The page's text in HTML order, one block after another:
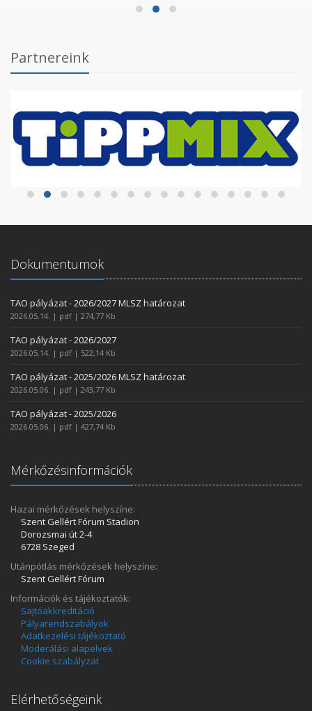
Partnereink
Dokumentumok
TAO pályázat - 2026/2027 MLSZ határozat
2026.05.14. | pdf | 274,77 Kb
TAO pályázat - 2026/2027
2026.05.14. | pdf | 522,14 Kb
TAO pályázat - 2025/2026 MLSZ határozat
2026.05.06. | pdf | 243,77 Kb
TAO pályázat - 2025/2026
2026.05.06. | pdf | 427,74 Kb
Mérkőzésinformációk
Hazai mérkőzések helyszíne:
Szent Gellért Fórum Stadion
Dorozsmai út 2-4
6728 Szeged
Utánpótlás mérkőzések helyszíne:
Szent Gellért Fórum
Információk és tájékoztatók:
Sajtóakkreditáció
Pályarendszabályok
Adatkezelési tájékoztató
Moderálási alapelvek
Cookie szabályzat
Elérhetőségeink